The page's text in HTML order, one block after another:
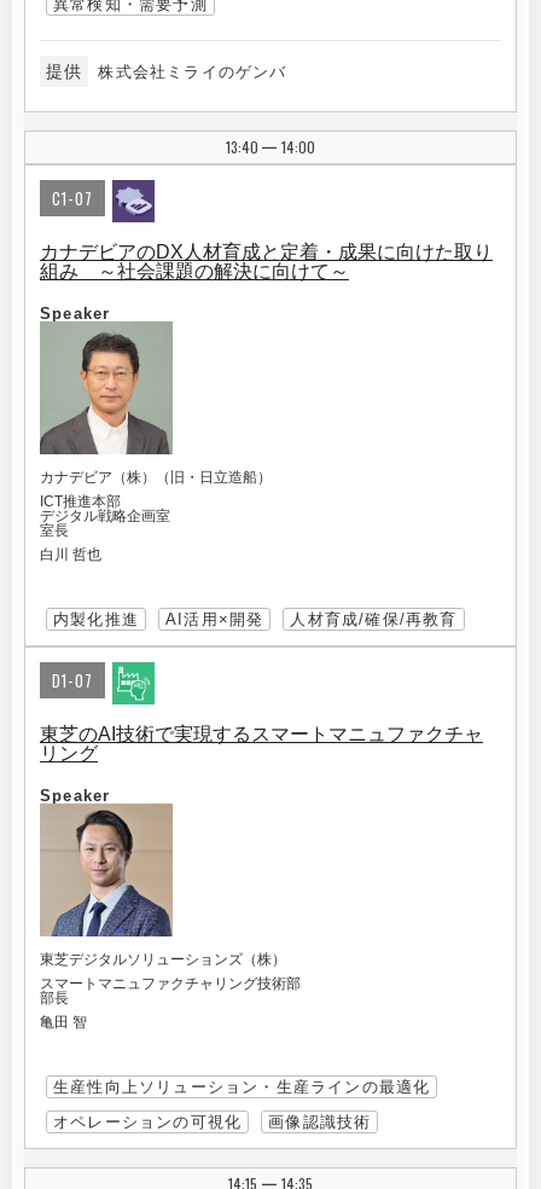
異常検知・需要予測
提供 株式会社ミライのゲンバ
13:40 | 14:00
C1-07
カナデビアのDX人材育成と定着・成果に向けた取り
組み ～社会課題の解決に向けて～
Speaker
カナデビア（株）（旧・日立造船）
ICT推進本部
デジタル戦略企画室
室長
白川 哲也
内製化推進 AI活用×開発 人材育成/確保/再教育
D1-07
東芝のAI技術で実現するスマートマニュファクチャ
リング
Speaker
東芝デジタルソリューションズ（株）
スマートマニュファクチャリング技術部
部長
亀田 智
生産性向上ソリューション・生産ラインの最適化
オペレーションの可視化
画像認識技術
14:15 | 14:35